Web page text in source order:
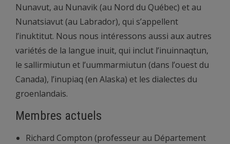
Nunavut, au Nunavik (au Nord du Québec) et au
Nunatsiavut (au Labrador), qui s’appellent
l’inuktitut. Nous nous intéressons aussi aux autres
variétés de la langue inuit, qui inclut l’inuinnaqtun,
le sallirmiutun et l’uummarmiutun (dans l’ouest du
Canada), l’inupiaq (en Alaska) et les dialectes du
groenlandais.
Membres actuels
Richard Compton (professeur au Département